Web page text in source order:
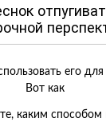
каким способом